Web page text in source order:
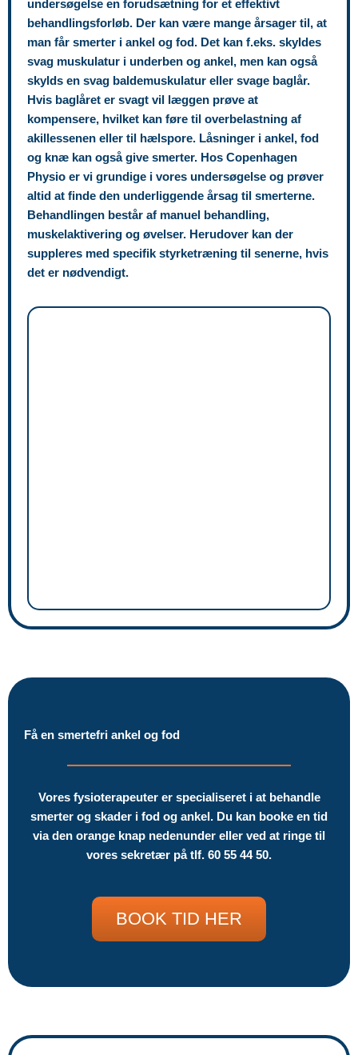
undersøgelse en forudsætning for et effektivt
behandlingsforløb. Der kan være mange årsager til, at
man får smerter i ankel og fod. Det kan f.eks. skyldes
svag muskulatur i underben og ankel, men kan også
skylds en svag baldemuskulatur eller svage baglår.
Hvis baglåret er svagt vil læggen prøve at
kompensere, hvilket kan føre til overbelastning af
akillessenen eller til hælspore. Låsninger i ankel, fod
og knæ kan også give smerter. Hos Copenhagen
Physio er vi grundige i vores undersøgelse og prøver
altid at finde den underliggende årsag til smerterne.
Behandlingen består af manuel behandling,
muskelaktivering og øvelser. Herudover kan der
suppleres med specifik styrketræning til senerne, hvis
det er nødvendigt.
Få en smertefri ankel og fod
Vores fysioterapeuter er specialiseret i at behandle
smerter og skader i fod og ankel. Du kan booke en tid
via den orange knap nedenunder eller ved at ringe til
vores sekretær på tlf. 60 55 44 50.
BOOK TID HER